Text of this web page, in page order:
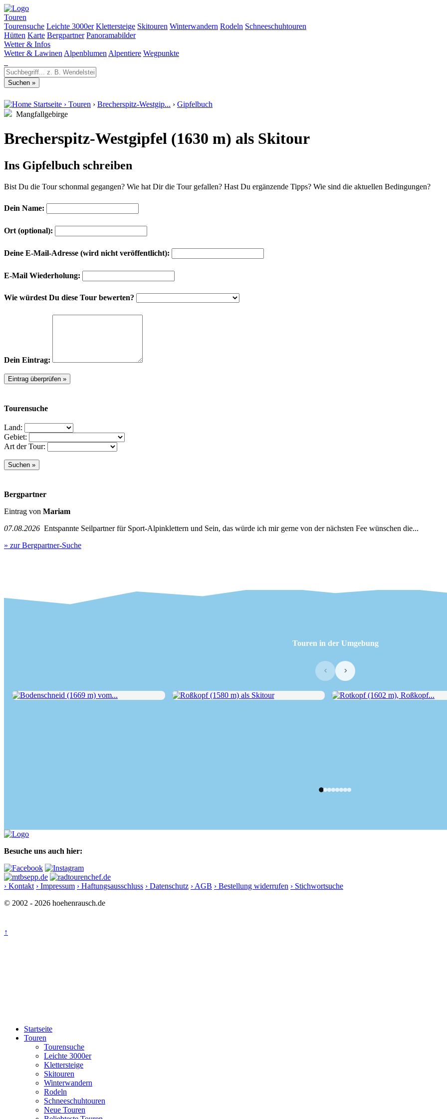
Touren
Tourensuche Leichte 3000er Klettersteige Skitouren Winterwandern Rodeln Schneeschuhtouren
Hütten Karte Bergpartner Panoramabilder
Wetter & Infos
Wetter & Lawinen Alpenblumen Alpentiere Wegpunkte
Startseite › Touren › Brecherspitz-Westgip... › Gipfelbuch
Mangfallgebirge
Brecherspitz-Westgipfel (1630 m) als Skitour
Ins Gipfelbuch schreiben
Bist Du die Tour schonmal gegangen? Wie hat Dir die Tour gefallen? Hast Du ergänzende Tipps? Wie sind die aktuellen Bedingungen?
Dein Name:
Ort (optional):
Deine E-Mail-Adresse (wird nicht veröffentlicht):
E-Mail Wiederholung:
Wie würdest Du diese Tour bewerten?
Dein Eintrag:
Tourensuche
Land:
Gebiet:
Art der Tour:
Bergpartner
Eintrag von Mariam
07.08.2026 Entspannte Seilpartner für Sport-Alpinklettern und Sein, das würde ich mir gerne von der nächsten Fee wünschen die...
» zur Bergpartner-Suche
Touren in der Umgebung
‹ ›
Besuche uns auch hier:
› Kontakt › Impressum › Haftungsausschluss › Datenschutz › AGB › Bestellung widerrufen › Stichwortsuche
© 2002 - 2026 hoehenrausch.de
↑
Startseite
Touren
Tourensuche
Leichte 3000er
Klettersteige
Skitouren
Winterwandern
Rodeln
Schneeschuhtouren
Neue Touren